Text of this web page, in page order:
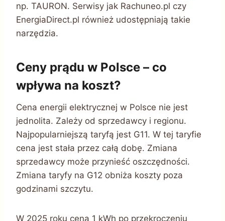
np. TAURON. Serwisy jak Rachuneo.pl czy
EnergiaDirect.pl również udostępniają takie
narzędzia.
Ceny prądu w Polsce – co
wpływa na koszt?
Cena energii elektrycznej w Polsce nie jest
jednolita. Zależy od sprzedawcy i regionu.
Najpopularniejszą taryfą jest G11. W tej taryfie
cena jest stała przez całą dobę. Zmiana
sprzedawcy może przynieść oszczędności.
Zmiana taryfy na G12 obniża koszty poza
godzinami szczytu.
W 2025 roku cena 1 kWh po przekroczeniu